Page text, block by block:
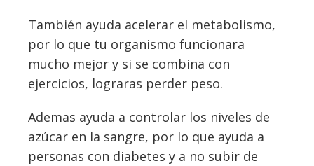
También ayuda acelerar el metabolismo,
por lo que tu organismo funcionara
mucho mejor y si se combina con
ejercicios, lograras perder peso.
Ademas ayuda a controlar los niveles de
azúcar en la sangre, por lo que ayuda a
personas con diabetes y a no subir de